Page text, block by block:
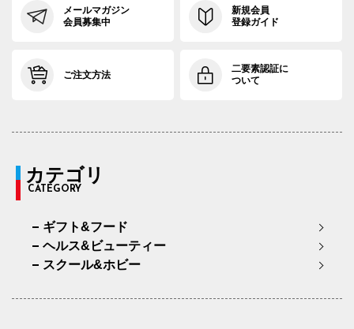
メールマガジン
会員募集中
新規会員
登録ガイド
ご注文方法
二要素認証に
ついて
カテゴリ
CATEGORY
ギフト&フード
ヘルス&ビューティー
スクール&ホビー